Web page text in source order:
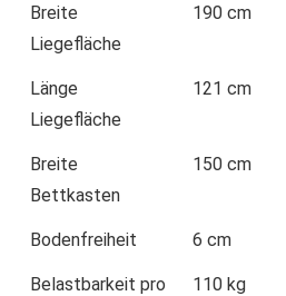
Breite
Liegefläche
190 cm
Länge
Liegefläche
121 cm
Breite
Bettkasten
150 cm
Bodenfreiheit 6 cm
Belastbarkeit pro
110 kg